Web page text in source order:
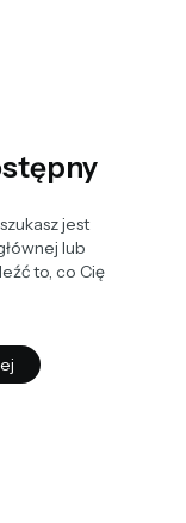
jest
lub
to, co Cię